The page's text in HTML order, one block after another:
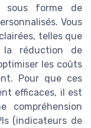
sous forme de
Vous
telles que
la réduction de
les coûts
Pour que ces
efficaces, il est
compréhension
(indicateurs de